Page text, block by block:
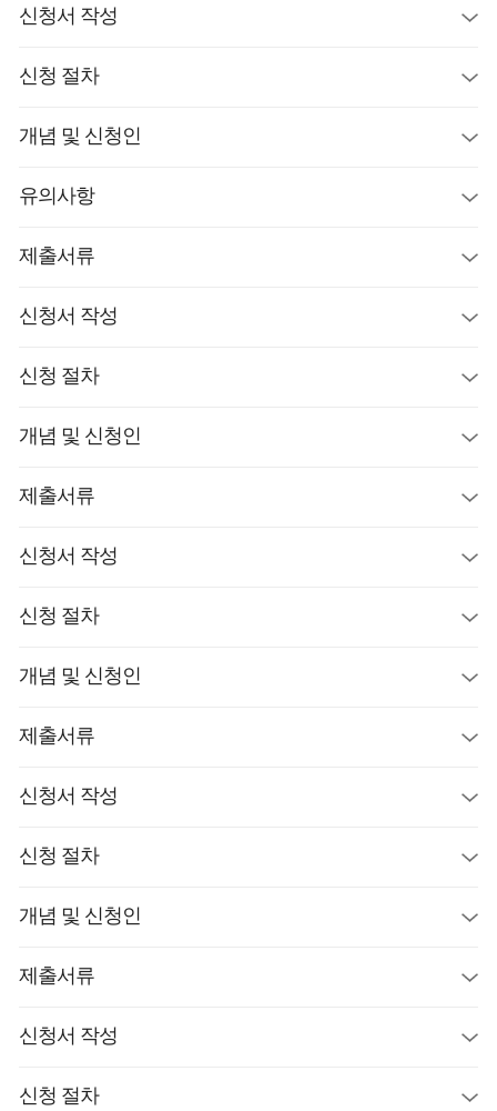
신청서 작성
신청 절차
개념 및 신청인
유의사항
제출서류
신청서 작성
신청 절차
개념 및 신청인
제출서류
신청서 작성
신청 절차
개념 및 신청인
제출서류
신청서 작성
신청 절차
개념 및 신청인
제출서류
신청서 작성
신청 절차